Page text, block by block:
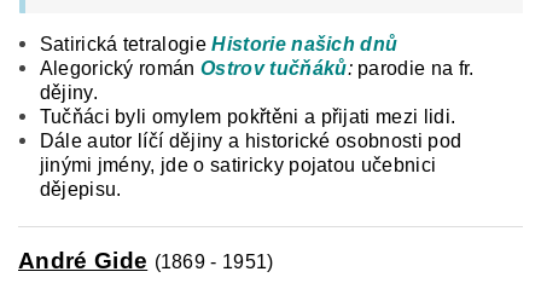
Satirická tetralogieHistorie našich dnů
Alegorický románOstrov tučňáků: parodie na fr.
dějiny.
Tučňáci byli omylem pokřtěni a přijati mezi lidi.
Dále autor líčí dějiny a historické osobnosti pod
jinými jmény, jde o satiricky pojatou učebnici
dějepisu.
André Gide (1869 - 1951)